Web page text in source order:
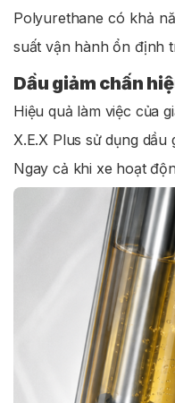
Polyurethane có khả
suất vận hành ổn định
Dầu giảm chấn
Hiệu quả làm việc của
X.E.X Plus sử dụng
Ngay cả khi xe hoạt